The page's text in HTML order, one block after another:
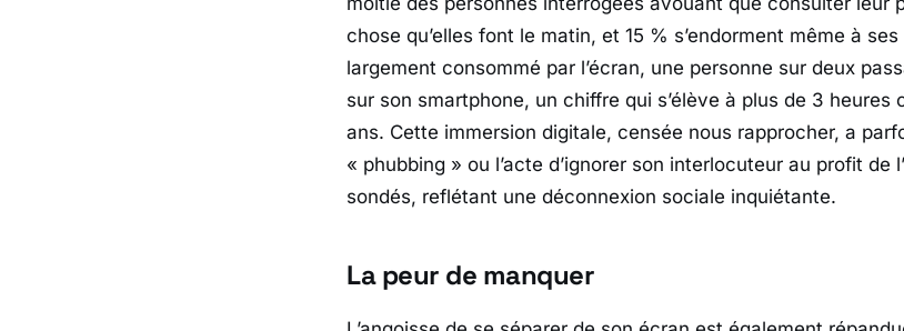
chose qu’elles font le matin, et 15 % s’endorment même à
largement consommé par l’écran, une personne sur deux
sur son smartphone, un chiffre qui s’élève à plus de 3 heures
ans. Cette immersion digitale, censée nous rapprocher, a
« phubbing » ou l’acte d’ignorer son interlocuteur au profit de
sondés, reflétant une déconnexion sociale inquiétante.
La peur de manquer